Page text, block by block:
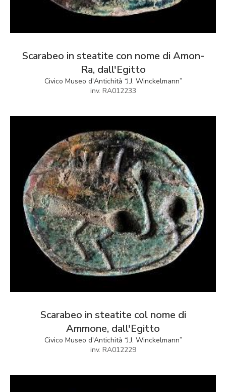
Scarabeo in steatite con nome di Amon-
Ra, dall'Egitto
Civico Museo d'Antichità “J.J. Winckelmann”
inv. RA012233
Scarabeo in steatite col nome di
Ammone, dall'Egitto
Civico Museo d'Antichità “J.J. Winckelmann”
inv. RA012229